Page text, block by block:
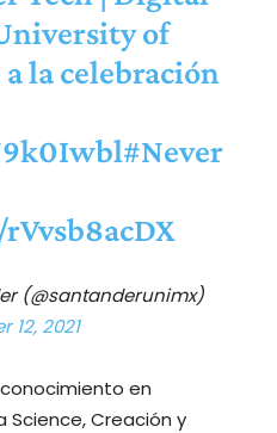
of
la celebración
#Never
(@santanderunimx)
12, 2021
en
Science, Creación y